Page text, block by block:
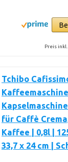
Preis
Tchibo
Kaffeemaschine
für Caffè
Kaffee | 0,8l |
33,7 x 24 cm |